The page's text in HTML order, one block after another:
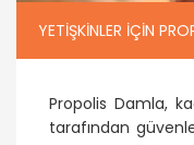
YETIŞKINLER IÇIN
Propolis Damla,
tarafından